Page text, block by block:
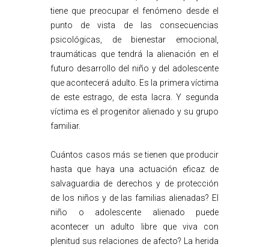
tiene que preocupar el fenómeno desde el
punto de vista de las consecuencias
psicológicas, de bienestar emocional,
traumáticas que tendrá la alienación en el
futuro desarrollo del niño y del adolescente
que acontecerá adulto. Es la primera víctima
de este estrago, de esta lacra. Y segunda
víctima es el progenitor alienado y su grupo
familiar.
Cuántos casos más se tienen que producir
hasta que haya una actuación eficaz de
salvaguardia de derechos y de protección
de los niños y de las familias alienadas? El
niño o adolescente alienado puede
acontecer un adulto libre que viva con
plenitud sus relaciones de afecto? La herida